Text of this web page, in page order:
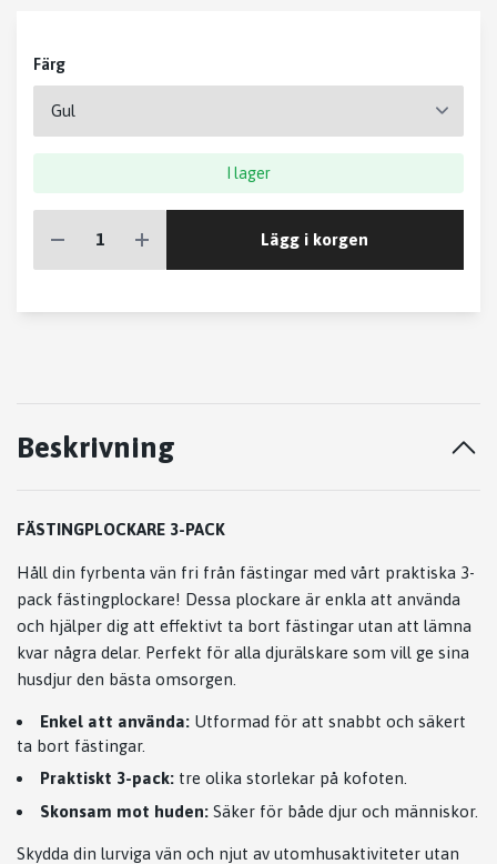
Färg
I lager
Lägg i korgen
Beskrivning
FÄSTINGPLOCKARE 3-PACK
Håll din fyrbenta vän fri från fästingar med vårt praktiska 3-
pack fästingplockare! Dessa plockare är enkla att använda
och hjälper dig att effektivt ta bort fästingar utan att lämna
kvar några delar. Perfekt för alla djurälskare som vill ge sina
husdjur den bästa omsorgen.
Enkel att använda: Utformad för att snabbt och säkert
ta bort fästingar.
Praktiskt 3-pack: tre olika storlekar på kofoten
Skonsam mot huden: Säker för både djur och människor.
Skydda din lurviga vän och njut av utomhusaktiviteter utan